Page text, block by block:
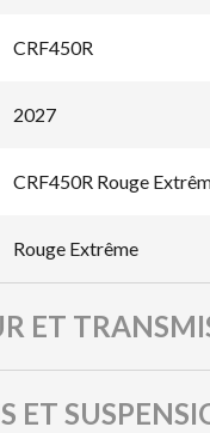
CRF450R
2027
CRF450R Rouge
Rouge Extrême
ET
ET